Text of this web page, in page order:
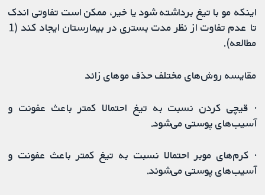
اینکه مو با تیغ برداشته شود یا خیر، ممکن است تفاوتی اندک
تا عدم تفاوت از نظر مدت بستری در بیمارستان ایجاد کند (1
مطالعه).
مقایسه روش‌های مختلف حذف موهای زائد
· قیچی کردن نسبت به تیغ احتمالا کمتر باعث عفونت و
آسیب‌های پوستی می‌شود.
· کرم‌های موبر احتمالا نسبت به تیغ کمتر باعث عفونت و
آسیب‌های پوستی می‌شوند.